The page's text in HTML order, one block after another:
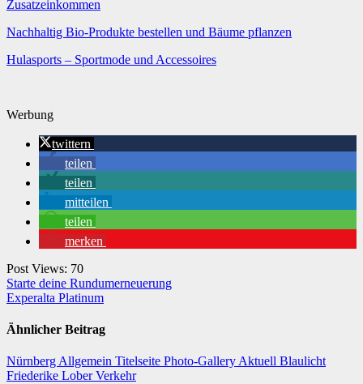
Zusatzeinkommen
Nachhaltig Bio-Produkte bestellen und Bäume pflanzen
Hulasports – Sportmode und Accessoires
Werbung
twittern
teilen
teilen
mitteilen
teilen
merken
Post Views: 70
Beitragsnavigation
Starte deine Rundumerneuerung
Experalta Platinum
Ähnlicher Beitrag
Nürnberg Allgemein Titelseite Photo-Gallery Aktuell Blaulicht
Friederike LoberVerkehr